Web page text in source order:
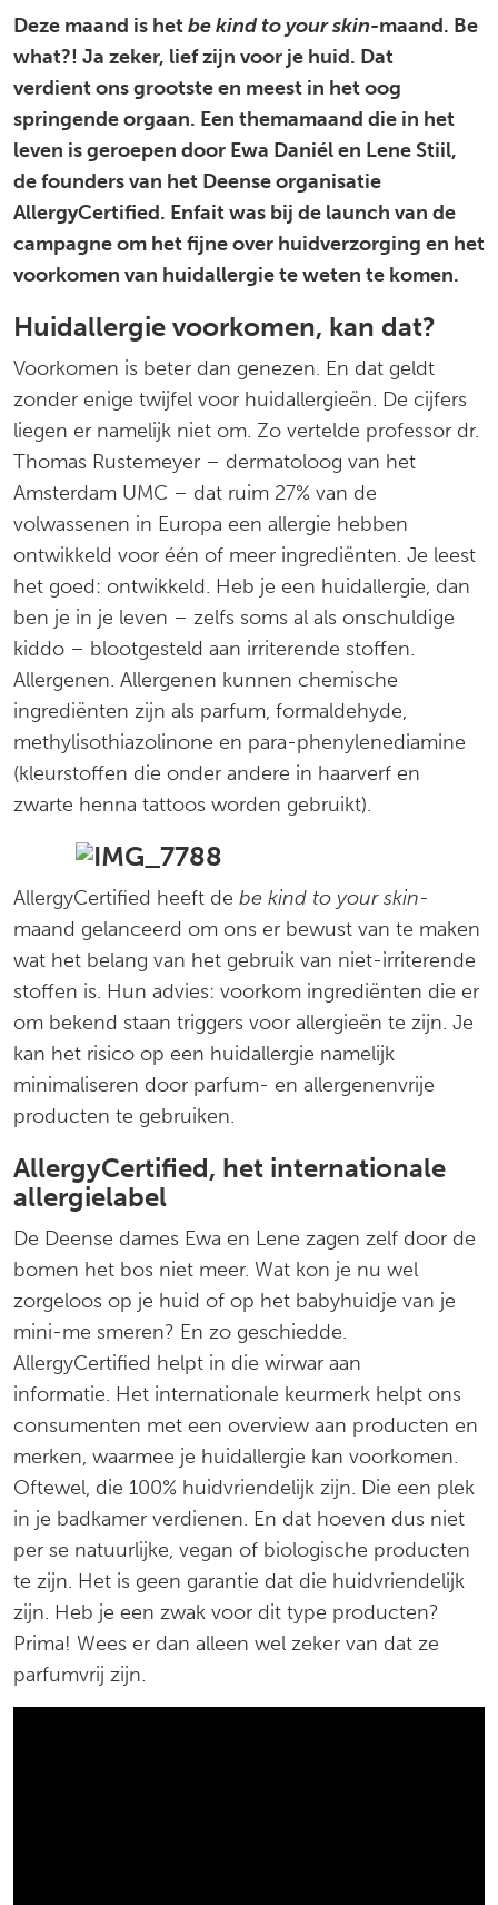
Deze maand is hetbe kind to your skin-maand. Be
what?! Ja zeker, lief zijn voor je huid. Dat
verdient ons grootste en meest in het oog
springende orgaan. Een themamaand die in het
leven is geroepen door Ewa Daniél en Lene Stiil,
de founders van het Deense organisatie
AllergyCertified. Enfait was bij de launch van de
campagne om het fijne over huidverzorging en het
voorkomen van huidallergie te weten te komen.
Huidallergie voorkomen, kan dat?
Voorkomen is beter dan genezen. En dat geldt
zonder enige twijfel voor huidallergieën. De cijfers
liegen er namelijk niet om. Zo vertelde professor dr.
Thomas Rustemeyer – dermatoloog van het
Amsterdam UMC – dat ruim 27% van de
volwassenen in Europa een allergie hebben
ontwikkeld voor één of meer ingrediënten. Je leest
het goed: ontwikkeld. Heb je een huidallergie, dan
ben je in je leven – zelfs soms al als onschuldige
kiddo – blootgesteld aan irriterende stoffen.
Allergenen. Allergenen kunnen chemische
ingrediënten zijn als parfum, formaldehyde,
methylisothiazolinone en para-phenylenediamine
(kleurstoffen die onder andere in haarverf en
zwarte henna tattoos worden gebruikt).
AllergyCertified heeft de be kind to your skin-
maand gelanceerd om ons er bewust van te maken
wat het belang van het gebruik van niet-irriterende
stoffen is. Hun advies: voorkom ingrediënten die er
om bekend staan triggers voor allergieën te zijn. Je
kan het risico op een huidallergie namelijk
minimaliseren door parfum- en allergenenvrije
producten te gebruiken.
AllergyCertified, het internationale
allergielabel
De Deense dames Ewa en Lene zagen zelf door de
bomen het bos niet meer. Wat kon je nu wel
zorgeloos op je huid of op het babyhuidje van je
mini-me smeren? En zo geschiedde.
AllergyCertified helpt in die wirwar aan
informatie. Het internationale keurmerk helpt ons
consumenten met een overview aan producten en
merken, waarmee je huidallergie kan voorkomen.
Oftewel, die 100% huidvriendelijk zijn. Die een plek
in je badkamer verdienen. En dat hoeven dus niet
per se natuurlijke, vegan of biologische producten
te zijn. Het is geen garantie dat die huidvriendelijk
zijn. Heb je een zwak voor dit type producten?
Prima! Wees er dan alleen wel zeker van dat ze
parfumvrij zijn.